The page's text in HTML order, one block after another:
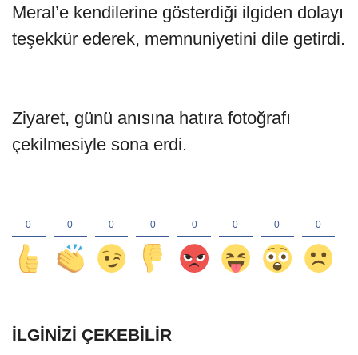
Meral’e kendilerine gösterdiği ilgiden dolayı
teşekkür ederek, memnuniyetini dile getirdi.
Ziyaret, günü anısına hatıra fotoğrafı
çekilmesiyle sona erdi.
İLGINIZI ÇEKEBILIR